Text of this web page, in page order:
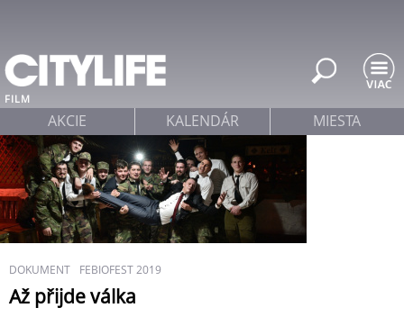
FILM
DOKUMENT FEBIOFEST 2019
Až přijde válka
AKCIE KALENDÁR MIESTA